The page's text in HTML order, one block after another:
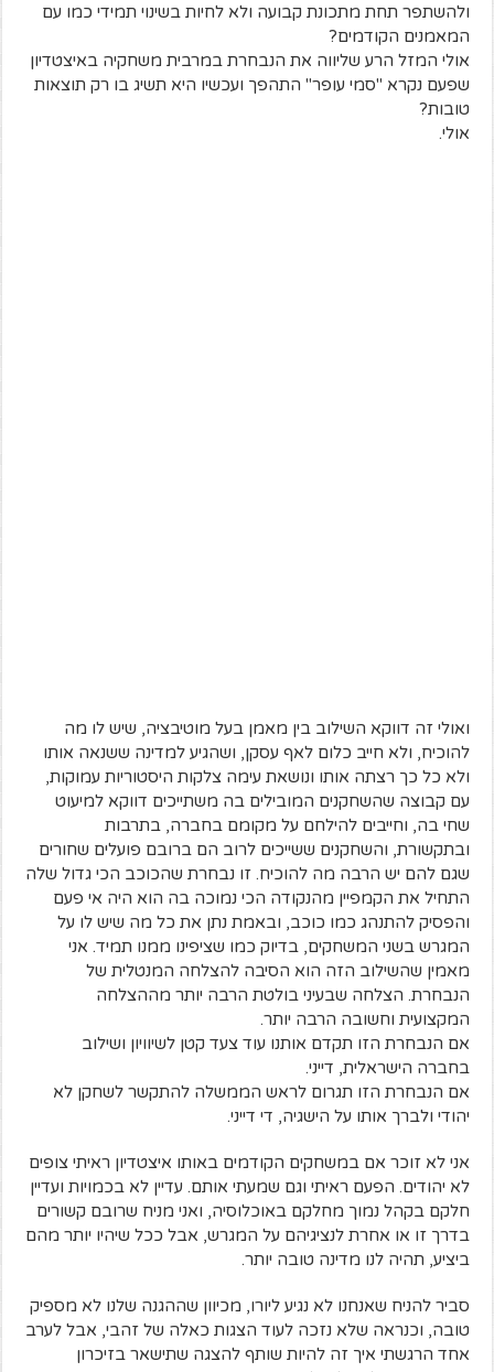
ולהשתפר תחת מתכונת קבועה ולא לחיות בשינוי תמידי כמו עם
המאמנים הקודמים?
אולי המזל הרע שליווה את הנבחרת במרבית משחקיה באיצטדיון
שפעם נקרא "סמי עופר" התהפך ועכשיו היא תשיג בו רק תוצאות
טובות?
אולי.
ואולי זה דווקא השילוב בין מאמן בעל מוטיבציה, שיש לו מה
להוכיח, ולא חייב כלום לאף עסקן, ושהגיע למדינה ששנאה אותו
ולא כל כך רצתה אותו ונושאת עימה צלקות היסטוריות עמוקות,
עם קבוצה שהשחקנים המובילים בה משתייכים דווקא למיעוט
שחי בה, וחייבים להילחם על מקומם בחברה, בתרבות
ובתקשורת, והשחקנים ששייכים לרוב הם ברובם פועלים שחורים
שגם להם יש הרבה מה להוכיח. זו נבחרת שהכוכב הכי גדול שלה
התחיל את הקמפיין מהנקודה הכי נמוכה בה הוא היה אי פעם
והפסיק להתנהג כמו כוכב, ובאמת נתן את כל מה שיש לו על
המגרש בשני המשחקים, בדיוק כמו שציפינו ממנו תמיד. אני
מאמין שהשילוב הזה הוא הסיבה להצלחה המנטלית של
הנבחרת. הצלחה שבעיני בולטת הרבה יותר מההצלחה
המקצועית וחשובה הרבה יותר.
אם הנבחרת הזו תקדם אותנו עוד צעד קטן לשיוויון ושילוב
בחברה הישראלית, דייני.
אם הנבחרת הזו תגרום לראש הממשלה להתקשר לשחקן לא
יהודי ולברך אותו על הישגיה, די דייני.
אני לא זוכר אם במשחקים הקודמים באותו איצטדיון ראיתי צופים
לא יהודים. הפעם ראיתי וגם שמעתי אותם. עדיין לא בכמויות ועדיין
חלקם בקהל נמוך מחלקם באוכלוסיה, ואני מניח שרובם קשורים
בדרך זו או אחרת לנציגיהם על המגרש, אבל ככל שיהיו יותר מהם
ביציע, תהיה לנו מדינה טובה יותר.
סביר להניח שאנחנו לא נגיע ליורו, מכיוון שההגנה שלנו לא מספיק
טובה, וכנראה שלא נזכה לעוד הצגות כאלה של זהבי, אבל לערב
אחד הרגשתי איך זה להיות שותף להצגה שתישאר בזיכרון